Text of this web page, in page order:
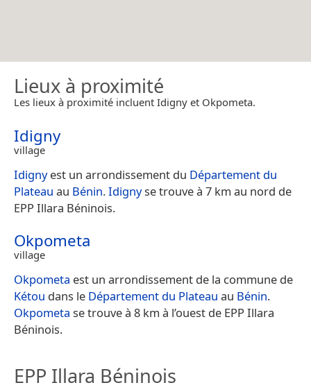
Lieux à proximité
Les lieux à proximité incluent Idigny et Okpometa.
Idigny
village
Idignyest un arrondissement du Département du
Plateau au Bénin.Idignyse trouve à 7 km au nord de
EPP Illara Béninois.
Okpometa
village
Okpometa est un arrondissement de la commune de
Kétou dans le Département du Plateau au Bénin.
Okpometa se trouve à 8 km à l’ouest de EPP Illara
Béninois.
EPP Illara Béninois